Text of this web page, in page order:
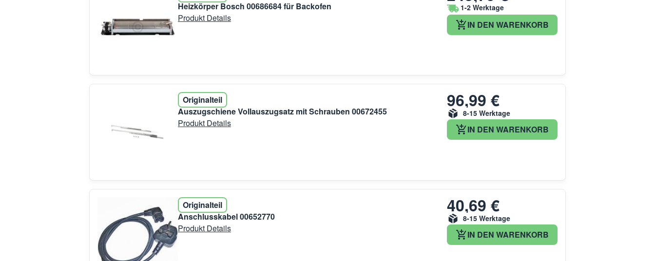
Heizkörper Bosch 00686684 für Backofen
Produkt Details
1-2 Werktage
IN DEN WARENKORB
Originalteil
Auszugschiene Vollauszugsatz mit Schrauben 00672455
Produkt Details
96,99 €
8-15 Werktage
IN DEN WARENKORB
Originalteil
Anschlusskabel 00652770
Produkt Details
40,69 €
8-15 Werktage
IN DEN WARENKORB